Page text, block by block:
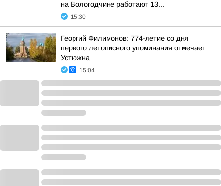
на Вологодчине работают 13...
15:30
Георгий Филимонов: 774-летие со дня
первого летописного упоминания отмечает
Устюжна
15:04